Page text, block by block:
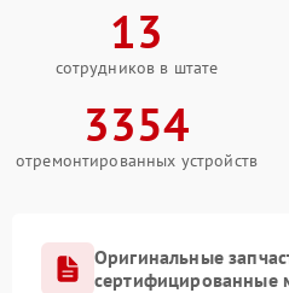
13
сотрудников в штате
3354
отремонтированных устройств
Оригинальные
сертифицированные